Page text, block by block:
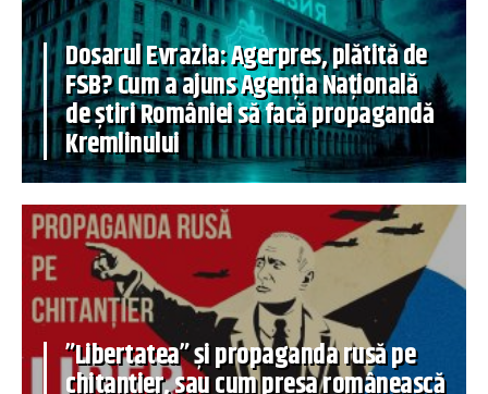
Dosarul Evrazia: Agerpres, plătită de
FSB? Cum a ajuns Agenția Națională
de știri României să facă propagandă
Kremlinului
”Libertatea” și propaganda rusă pe
chitanțier, sau cum presa românească